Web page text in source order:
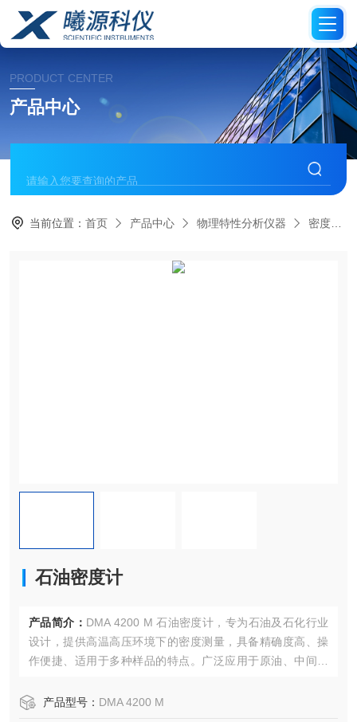
PRODUCT CENTER
产品中心
当前位置：首页 产品中心 物理特性分析仪器 密度计
石油密度计
产品简介： DMA 4200 M 石油密度计，专为石油及石化行业
设计，提供高温高压环境下的密度测量，具备精确度高、操
作便捷、适用于多种样品的特点。广泛应用于原油、中间产
产品型号： DMA 4200 M